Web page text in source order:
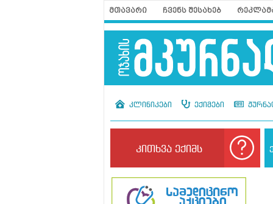
მთავარი ჩვენს შესახებ
კლინიკები ექიმები
კითხვა ექიმს